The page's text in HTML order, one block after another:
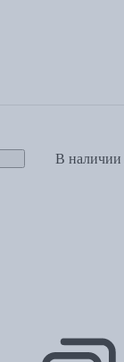
В наличии